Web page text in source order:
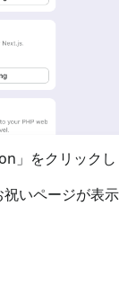
」をクリック
いページが表